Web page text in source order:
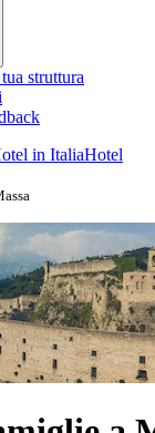
struttura
in ItaliaHotel